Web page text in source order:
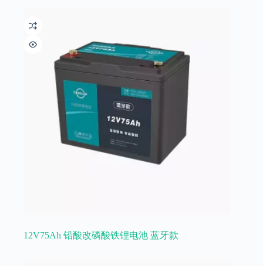
12V75Ah 铅酸改磷酸铁锂电池 蓝牙款